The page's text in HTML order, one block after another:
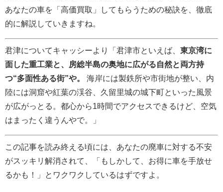
あなたの車を「高価買取」してもらうための秘訣を、徹底
的に解説していきますね。
君津についてキャッシーより「君津市といえば、 東京湾に
面した重工業と、房総半島の奥地に広がる自然と両方持
つ“多面性ある街”や。
海岸には製鉄所や市街地が整い、内
陸には洞窟や紅葉の渓谷、久留里城の城下町といった風景
が広がっとる。都心から1時間でアクセスできるけど、空気
はまったく違うんやで。」
この記事を読み終える頃には、あなたの廃車に対する不安
がスッキリ解消されて、「もしかして、お得に車を手放せ
るかも！」とワクワクしているはずですよ。